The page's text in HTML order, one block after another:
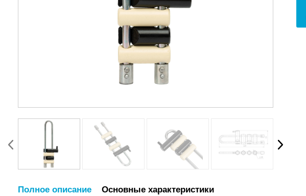
Полное описание Основные характеристики